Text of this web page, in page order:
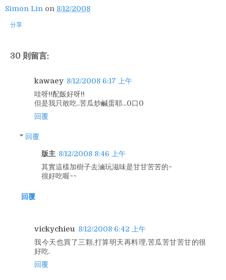
Simon Lin on 8/12/2008
分享
30 則留言:
kawaey 8/12/2008 6:17 上午
哇呀!!配飯好呀!!
但是我只敢吃..苦瓜炒鹹蛋耶...0口0
回覆
回覆
版主 8/12/2008 8:46 上午
其實這樣加樹子去滷玩滋味是甘甘苦苦的~
很好吃喔~~
回覆
vickychieu 8/12/2008 6:42 上午
我今天也買了三顆,打算明天再料理,苦瓜苦甘苦甘的很
好吃.
回覆